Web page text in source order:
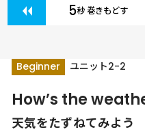
Beginner ユニット2-2
How’s the
天気をたずねてみよう
5秒 巻きもどす